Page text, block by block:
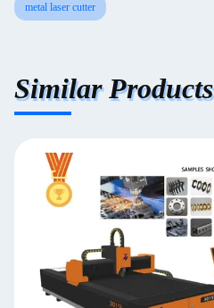
metal laser cutter
Similar Products